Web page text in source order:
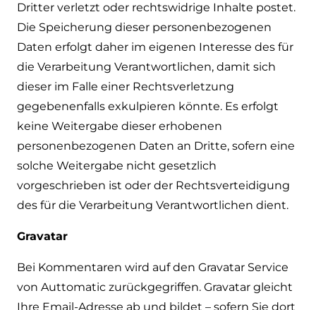
Dritter verletzt oder rechtswidrige Inhalte postet.
Die Speicherung dieser personenbezogenen
Daten erfolgt daher im eigenen Interesse des für
die Verarbeitung Verantwortlichen, damit sich
dieser im Falle einer Rechtsverletzung
gegebenenfalls exkulpieren könnte. Es erfolgt
keine Weitergabe dieser erhobenen
personenbezogenen Daten an Dritte, sofern eine
solche Weitergabe nicht gesetzlich
vorgeschrieben ist oder der Rechtsverteidigung
des für die Verarbeitung Verantwortlichen dient.
Gravatar
Bei Kommentaren wird auf den Gravatar Service
von Auttomatic zurückgegriffen. Gravatar gleicht
Ihre Email-Adresse ab und bildet – sofern Sie dort